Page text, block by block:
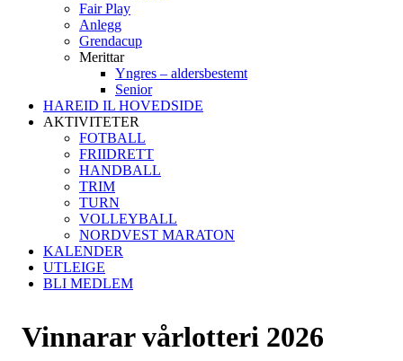
Fair Play
Anlegg
Grendacup
Merittar
Yngres – aldersbestemt
Senior
HAREID IL HOVEDSIDE
AKTIVITETER
FOTBALL
FRIIDRETT
HANDBALL
TRIM
TURN
VOLLEYBALL
NORDVEST MARATON
KALENDER
UTLEIGE
BLI MEDLEM
Vinnarar vårlotteri 2026